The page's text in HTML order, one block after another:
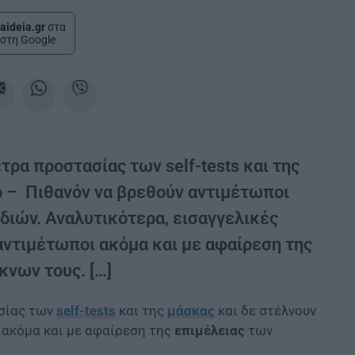
στα
Google
προστασίας των self-tests και της
– Πιθανόν να βρεθούν αντιμέτωποι
Αναλυτικότερα, εισαγγελικές
ακόμα και με αφαίρεση της
τους. […]
των self-tests και της μάσκας και δε στέλνουν
και με αφαίρεση της επιμέλειας των